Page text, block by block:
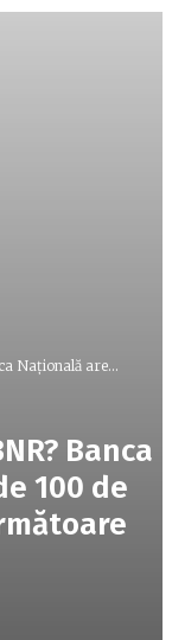
Naţională are...
Banca
100 de